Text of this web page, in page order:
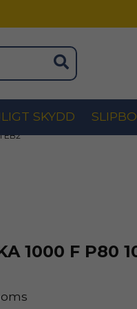
SKYDD
EB2
1000 F P80